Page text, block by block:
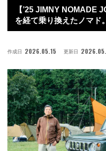
【’25 JIMNY NOMADE
を経て乗り換えたノマド。
作成日 2026.05.15 更新日